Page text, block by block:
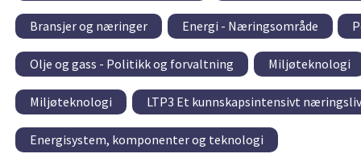
Bransjer og næringer Energi - Næringsområde
Olje og gass - Politikk og forvaltning Miljøteknologi
Miljøteknologi LTP3 Et kunnskapsintensivt
Energisystem, komponenter og teknologi